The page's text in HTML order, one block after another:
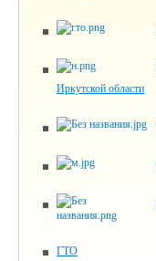
Иркутской области
ГТО